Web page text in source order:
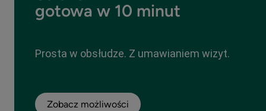
gotowa w 10 minut
Prosta w obsłudze. Z umawianiem wizyt.
Zobacz możliwości